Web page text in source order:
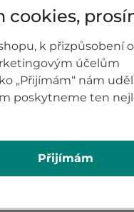
Hodnoťte.
PŘIDAT VLASTNÍ
cookies,
k přizpůsobení
účelům
„Přijímám“ nám
poskytneme ten
Přijímám